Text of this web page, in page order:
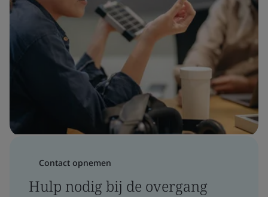
Contact opnemen
Hulp nodig bij de overgang